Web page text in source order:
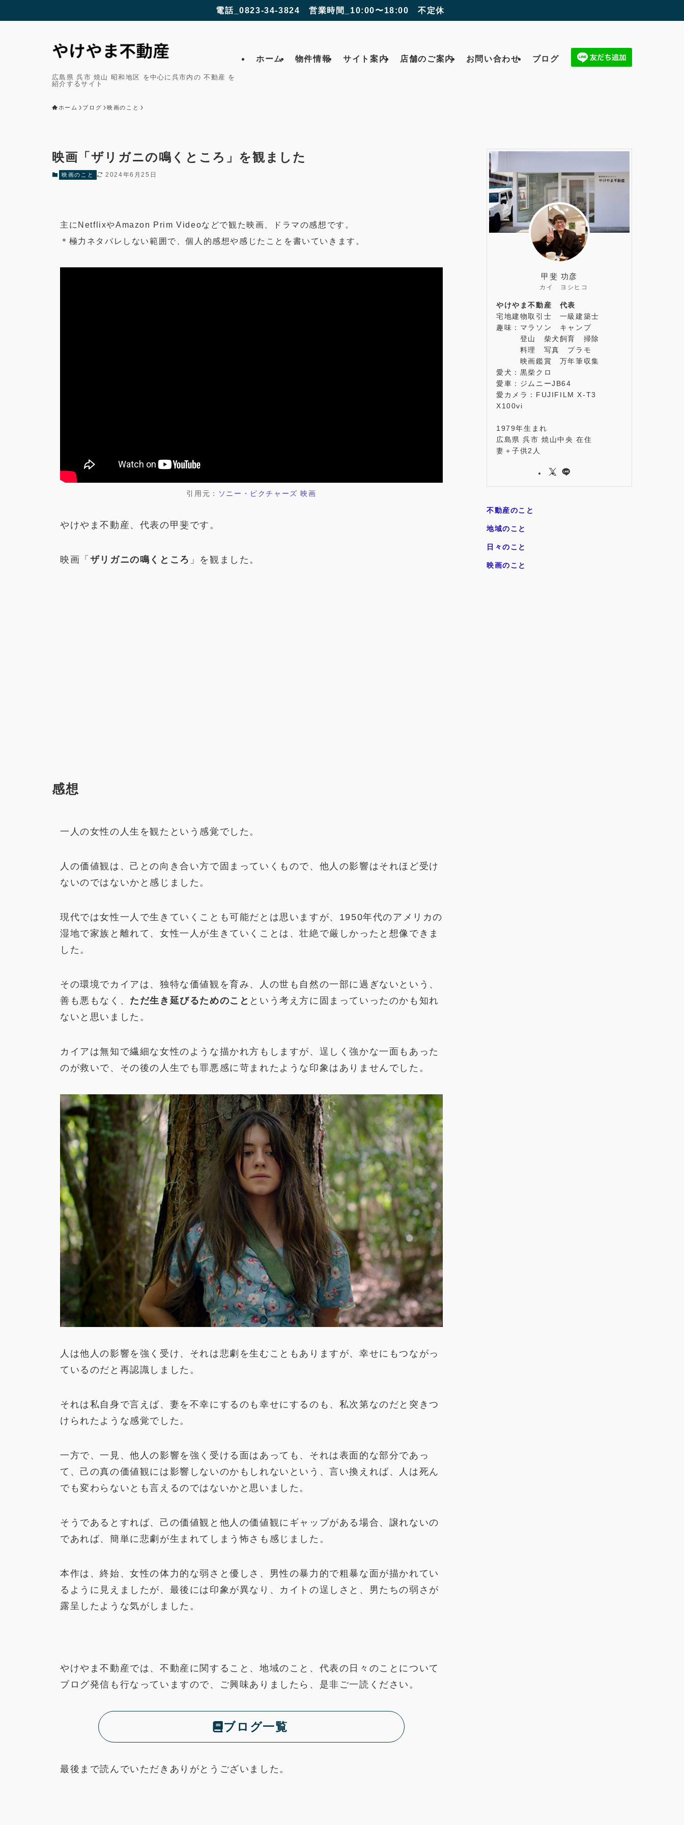
電話_0823-34-3824 営業時間_10:00〜18:00 不定休
広島県 呉市 焼山 昭和地区 を中心に呉市内の 不動産 を
紹介するサイト
ホーム 物件情報 サイト案内 店舗のご案内 お問い合わせ ブログ
ホーム ブログ 映画のこと
映画「ザリガニの鳴くところ」を観ました
映画のこと 2024年6月25日
主にNetflixやAmazon Prim Videoなどで観た映画、ドラマの感想です。
＊極力ネタバレしない範囲で、個人的感想や感じたことを書いていきます。
引用元： ソニー・ピクチャーズ 映画
やけやま不動産、代表の甲斐です。
映画「 ザリガニの鳴くところ 」を観ました。
感想
一人の女性の人生を観たという感覚でした。
人の価値観は、己との向き合い方で固まっていくもので、他人の影響はそれほど受け
ないのではないかと感じました。
現代では女性一人で生きていくことも可能だとは思いますが、1950年代のアメリカの
湿地で家族と離れて、女性一人が生きていくことは、壮絶で厳しかったと想像できま
した。
その環境でカイアは、独特な価値観を育み、人の世も自然の一部に過ぎないという、
善も悪もなく、 ただ生き延びるためのこと という考え方に固まっていったのかも知れ
ないと思いました。
カイアは無知で繊細な女性のような描かれ方もしますが、逞しく強かな一面もあった
のが救いで、その後の人生でも罪悪感に苛まれたような印象はありませんでした。
人は他人の影響を強く受け、それは悲劇を生むこともありますが、幸せにもつながっ
ているのだと再認識しました。
それは私自身で言えば、妻を不幸にするのも幸せにするのも、私次第なのだと突きつ
けられたような感覚でした。
一方で、一見、他人の影響を強く受ける面はあっても、それは表面的な部分であっ
て、己の真の価値観には影響しないのかもしれないという、言い換えれば、人は死ん
でも変わらないとも言えるのではないかと思いました。
そうであるとすれば、己の価値観と他人の価値観にギャップがある場合、譲れないの
であれば、簡単に悲劇が生まれてしまう怖さも感じました。
本作は、終始、女性の体力的な弱さと優しさ、男性の暴力的で粗暴な面が描かれてい
るように見えましたが、最後には印象が異なり、カイトの逞しさと、男たちの弱さが
露呈したような気がしました。
やけやま不動産では、不動産に関すること、地域のこと、代表の日々のことについて
ブログ発信も行なっていますので、ご興味ありましたら、是非ご一読ください。
ブログ一覧
最後まで読んでいただきありがとうございました。
甲斐 功彦
カイ ヨシヒコ
やけやま不動産 代表
宅地建物取引士 一級建築士
趣味：マラソン キャンプ
登山 柴犬飼育 掃除
料理 写真 プラモ
映画鑑賞 万年筆収集
愛犬：黒柴クロ
愛車：ジムニーJB64
愛カメラ：FUJIFILM X-T3
X100vi
1979年生まれ
広島県 呉市 焼山中央 在住
妻＋子供2人
不動産のこと
地域のこと
日々のこと
映画のこと